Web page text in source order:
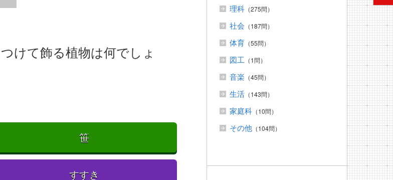
けて飾る植物は何でしょ
笹
すすき
理科 （275問）
社会 （187問）
体育 （55問）
図工 （1問）
音楽 （45問）
生活 （143問）
家庭科 （10問）
その他 （104問）